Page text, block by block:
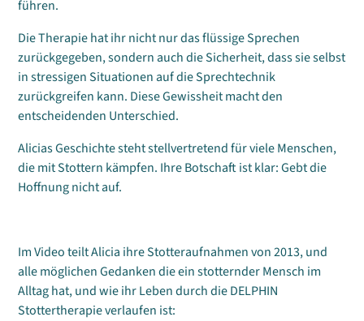
führen.
Die Therapie hat ihr nicht nur das flüssige Sprechen
zurückgegeben, sondern auch die Sicherheit, dass sie selbst
in stressigen Situationen auf die Sprechtechnik
zurückgreifen kann. Diese Gewissheit macht den
entscheidenden Unterschied.
Alicias Geschichte steht stellvertretend für viele Menschen,
die mit Stottern kämpfen. Ihre Botschaft ist klar: Gebt die
Hoffnung nicht auf.
Im Video teilt Alicia ihre Stotteraufnahmen von 2013, und
alle möglichen Gedanken die ein stotternder Mensch im
Alltag hat, und wie ihr Leben durch die DELPHIN
Stottertherapie verlaufen ist: